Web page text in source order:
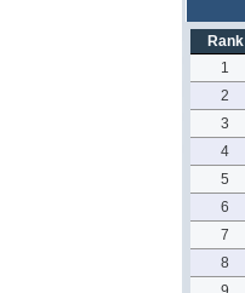
Rank
1
2
3
4
5
6
7
8